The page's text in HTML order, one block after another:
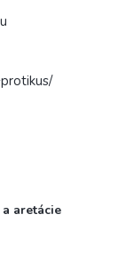
aretácie